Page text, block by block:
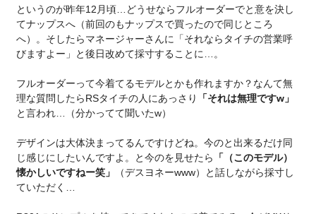
というのが昨年12月頃…どうせならフルオーダーでと意を決し
てナップスへ（前回のもナップスで買ったので同じところ
へ）。そしたらマネージャーさんに「それならタイチの営業呼
びますよー」と後日改めて採寸することに…。
フルオーダーって今着てるモデルとかも作れますか？なんて無
理な質問したらRSタイチの人にあっさり
「それは無理ですw」
と言われ…（分かってて聞いたw）
デザインは大体決まってるんですけどね。今のと出来るだけ同
じ感じにしたいんですよ。と今のを見せたら 「（このモデル）
懐かしいですねー笑」
（デスヨネーwww）と話しながら採寸し
ていただく…